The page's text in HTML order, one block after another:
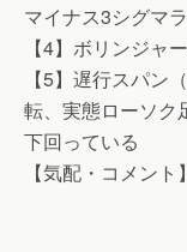
マイナス3シグマ
【4】ボリンジャ
【5】遅行スパン
転、実態ローソク
下回っている
【気配・コメン